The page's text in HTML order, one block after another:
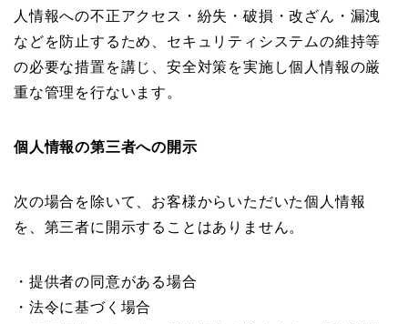
人情報への不正アクセス・紛失・破損・改ざん・漏洩
などを防止するため、セキュリティシステムの維持等
の必要な措置を講じ、安全対策を実施し個人情報の厳
重な管理を行ないます。
個人情報の第三者への開示
次の場合を除いて、お客様からいただいた個人情報
を、第三者に開示することはありません。
・提供者の同意がある場合
・法令に基づく場合